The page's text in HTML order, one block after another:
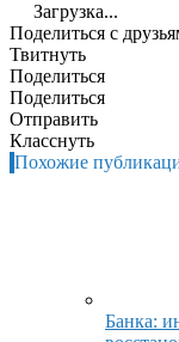
Загрузка...
Поделиться с
Твитнуть
Поделиться
Поделиться
Отправить
Класснуть
Похожие
Банка: